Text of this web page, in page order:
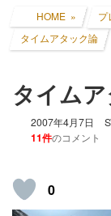
HOME
プ
タイムアタック論
タイム
2007年4月7日
11件のコメント
0